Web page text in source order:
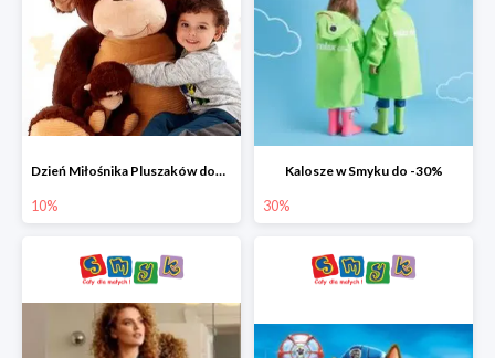
Dzień Miłośnika Pluszaków dodatkowy rabat -10%
10%
Kalosze w Smyku do -30%
30%